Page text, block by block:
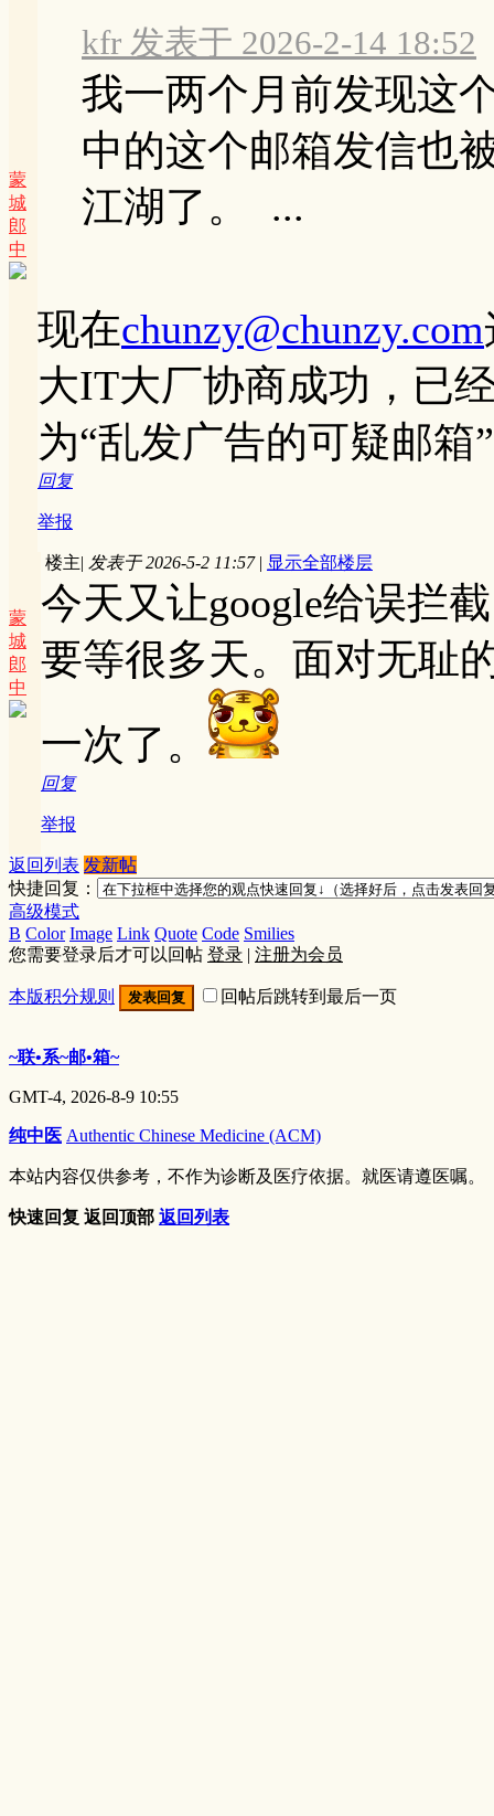
蒙
城
郎
中
kfr 发表于 2026-2-14 18:52
我一两个月前发现这
中的这个邮箱发信也
江湖了。 ...
现在chunzy@chunzy.com
大IT大厂协商成功，已
为“乱发广告的可疑邮箱
回复
举报
蒙
城
郎
中
楼主| 发表于 2026-5-2 11:57 | 显示全部楼层
今天又让google给误拦
要等很多天。面对无耻
一次了。
回复
举报
返回列表 发新帖
快捷回复：
高级模式
B Color Image Link Quote Code Smilies
您需要登录后才可以回帖 登录 | 注册为会员
本版积分规则 发表回复 回帖后跳转到最后一页
~联•系~邮•箱~
GMT-4, 2026-8-9 10:55
纯中医 Authentic Chinese Medicine (ACM)
本站内容仅供参考，不作为诊断及医疗依据。就医请遵医嘱。
快速回复 返回顶部 返回列表